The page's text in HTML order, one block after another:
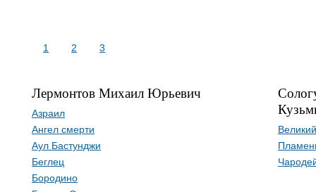
1 2 3
Лермонтов Михаил Юрьевич
Азраил
Ангел смерти
Аул Бастунджи
Беглец
Бородино